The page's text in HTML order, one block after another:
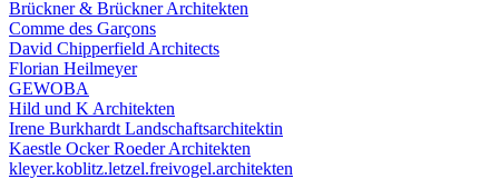
Brückner & Brückner Architekten
Comme des Garçons
David Chipperfield Architects
Florian Heilmeyer
GEWOBA
Hild und K Architekten
Irene Burkhardt Landschaftsarchitektin
Kaestle Ocker Roeder Architekten
kleyer.koblitz.letzel.freivogel.architekten